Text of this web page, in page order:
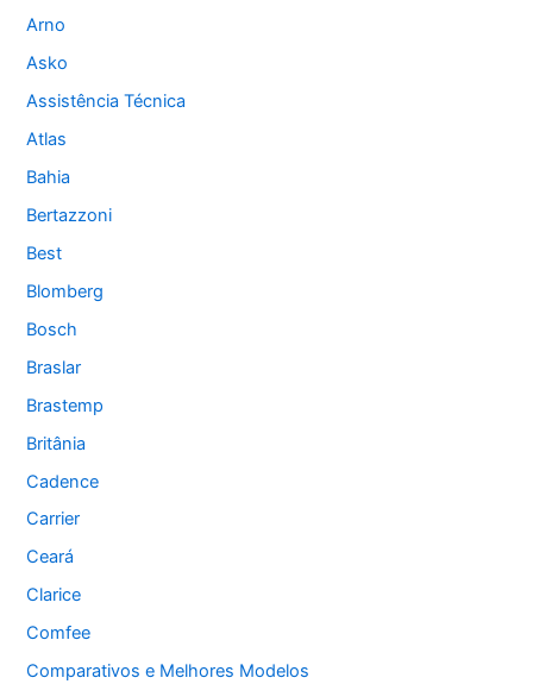
Arno
Asko
Assistência Técnica
Atlas
Bahia
Bertazzoni
Best
Blomberg
Bosch
Braslar
Brastemp
Britânia
Cadence
Carrier
Ceará
Clarice
Comfee
Comparativos e Melhores Modelos